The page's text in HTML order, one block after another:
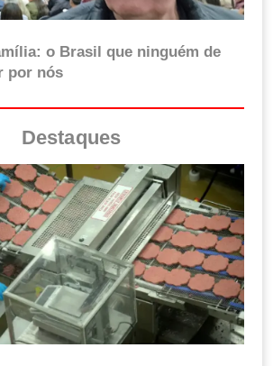
o Brasil que ninguém de
por nós
Destaques